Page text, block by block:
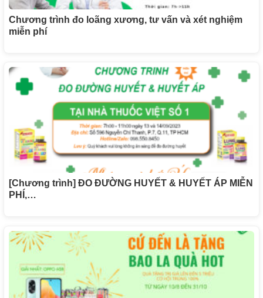
Chương trình đo loãng xương, tư vấn và xét nghiệm
miễn phí
[Chương trình] ĐO ĐƯỜNG HUYẾT & HUYẾT ÁP MIỄN
PHÍ,…